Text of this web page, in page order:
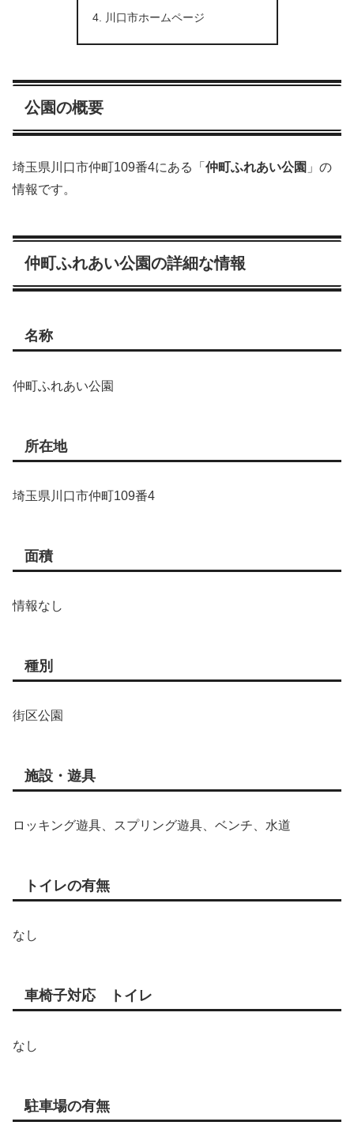
川口市ホームページ
公園の概要
埼玉県川口市仲町109番4にある「 仲町ふれあい公園 」の
情報です。
仲町ふれあい公園の詳細な情報
名称
仲町ふれあい公園
所在地
埼玉県川口市仲町109番4
面積
情報なし
種別
街区公園
施設・遊具
ロッキング遊具、スプリング遊具、ベンチ、水道
トイレの有無
なし
車椅子対応 トイレ
なし
駐車場の有無